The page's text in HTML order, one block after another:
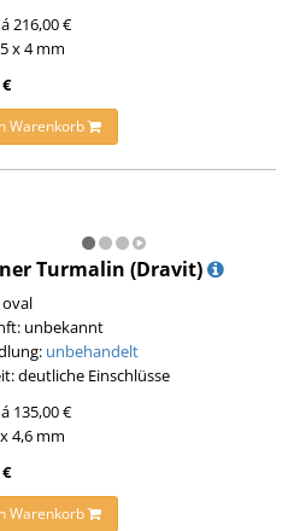
216,00 €
x 4 mm
Warenkorb
Turmalin (Dravit)
unbekannt
unbehandelt
deutliche Einschlüsse
135,00 €
4,6 mm
Warenkorb